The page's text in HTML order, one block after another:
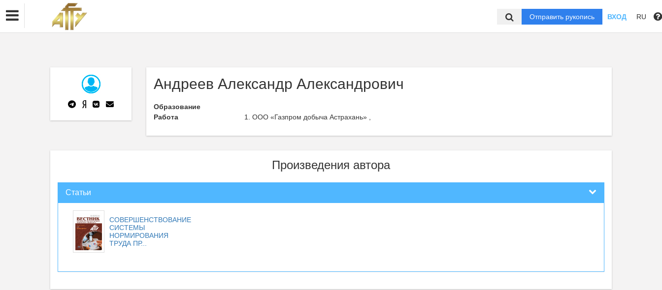
Отправить рукопись ВХОД RU
Андреев Александр Александрович
Образование
Работа
ООО «Газпром добыча Астрахань» ,
Произведения автора
Статьи
СОВЕРШЕНСТВОВАНИЕ
СИСТЕМЫ
НОРМИРОВАНИЯ
ТРУДА ПР...